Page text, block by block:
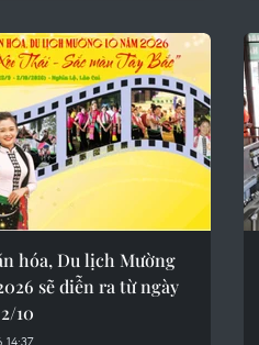
hóa, Du lịch Mường
sẽ diễn ra từ ngày
10